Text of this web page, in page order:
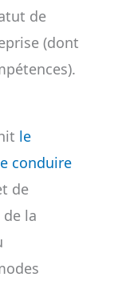
de
(dont
le
conduire
de
la